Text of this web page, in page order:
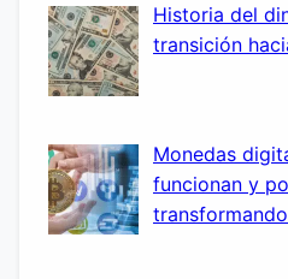
Historia del
transición
Monedas
funcionan y